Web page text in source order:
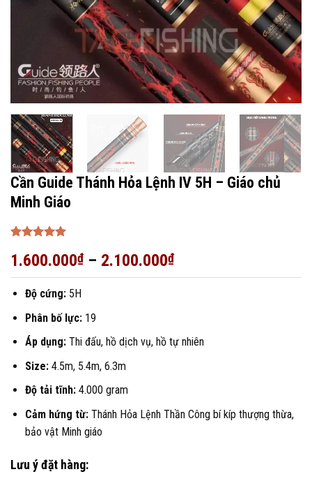
Cần Guide Thánh Hỏa Lệnh IV 5H – Giáo chủ
Minh Giáo
hạng55
1.600.000₫– 2.100.000₫
Độ cứng:5H
Phân bố lực:19
Áp dụng:Thi đấu, hồ dịch vụ, hồ tự nhiên
Size:4.5m, 5.4m, 6.3m
Độ tải tĩnh:4.000 gram
Cảm hứng từ:Thánh Hỏa Lệnh Thần Công bí kíp thượng thừa,
bảo vật Minh giáo
Lưu ý đặt hàng: